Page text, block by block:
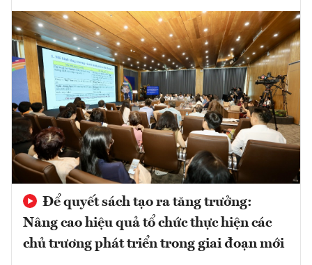
Để quyết sách tạo ra tăng trưởng:
Nâng cao hiệu quả tổ chức thực hiện các
chủ trương phát triển trong giai đoạn mới